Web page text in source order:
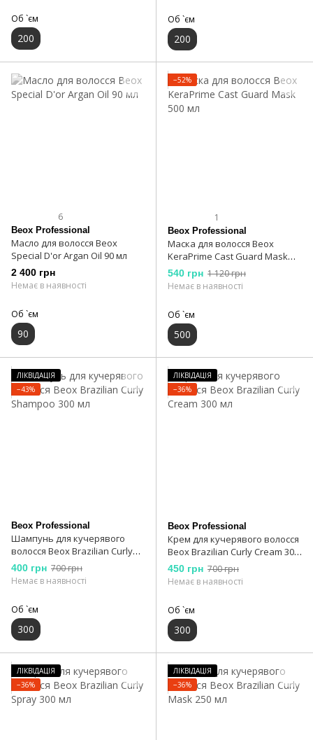
Об `єм
200
Об `єм
200
6
Beox Professional
Масло для волосся Beox
Special D'or Argan Oil 90 мл
2 400 грн
Немає в наявності
Об `єм
90
−52%
1
Beox Professional
Маска для волосся Beox
KeraPrime Cast Guard Mask
500 мл
540 грн 1 120 грн
Немає в наявності
Об `єм
500
ЛІКВІДАЦІЯ
−43%
Beox Professional
Шампунь для кучерявого
волосся Beox Brazilian Curly
Shampoo 300 мл
400 грн 700 грн
Немає в наявності
Об `єм
300
ЛІКВІДАЦІЯ
−36%
Beox Professional
Крем для кучерявого волосся
Beox Brazilian Curly Cream 300
мл
450 грн 700 грн
Немає в наявності
Об `єм
300
ЛІКВІДАЦІЯ
−36%
ЛІКВІДАЦІЯ
−36%